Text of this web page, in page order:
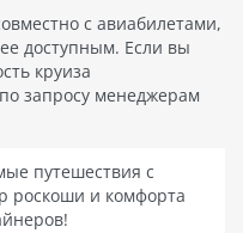
с авиабилетами,
доступным. Если вы
круиза
запросу менеджерам
путешествия с
роскоши и комфорта